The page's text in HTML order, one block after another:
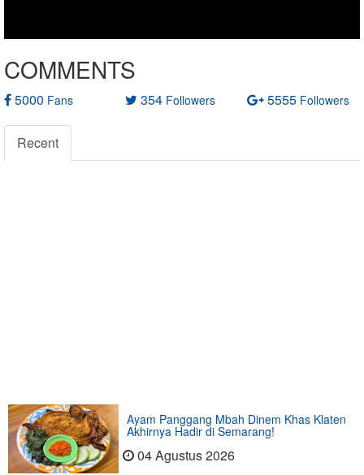
COMMENTS
5000 Fans 354 Followers 5555 Followers
Recent
Ayam Panggang Mbah Dinem Khas Klaten
Akhirnya Hadir di Semarang!
04 Agustus 2026